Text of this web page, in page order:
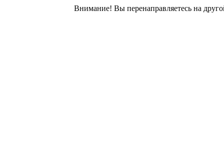
Внимание! Вы перенаправляетесь на